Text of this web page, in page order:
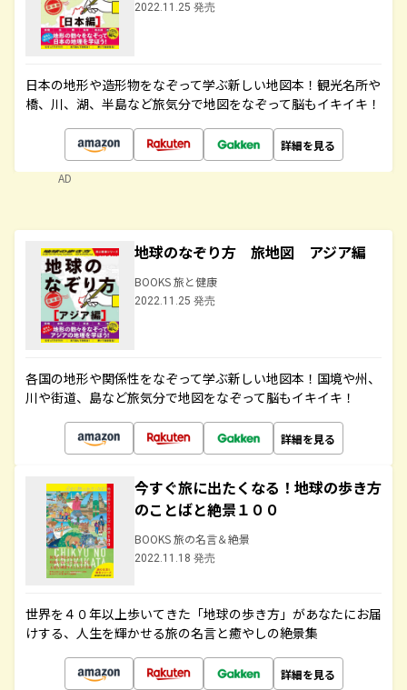
2022.11.25 発売
日本の地形や造形物をなぞって学ぶ新しい地図本！観光名所や
橋、川、湖、半島など旅気分で地図をなぞって脳もイキイキ！
詳細を見る
AD
地球のなぞり方 旅地図 アジア編
BOOKS 旅と健康
2022.11.25 発売
各国の地形や関係性をなぞって学ぶ新しい地図本！国境や州、
川や街道、島など旅気分で地図をなぞって脳もイキイキ！
詳細を見る
今すぐ旅に出たくなる！地球の歩き方
のことばと絶景１００
BOOKS 旅の名言＆絶景
2022.11.18 発売
世界を４０年以上歩いてきた「地球の歩き方」があなたにお届
けする、人生を輝かせる旅の名言と癒やしの絶景集
詳細を見る